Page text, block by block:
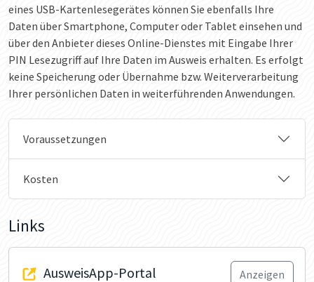
eines USB-Kartenlesegerätes können Sie ebenfalls Ihre
Daten über Smartphone, Computer oder Tablet einsehen und
über den Anbieter dieses Online-Dienstes mit Eingabe Ihrer
PIN Lesezugriff auf Ihre Daten im Ausweis erhalten. Es erfolgt
keine Speicherung oder Übernahme bzw. Weiterverarbeitung
Ihrer persönlichen Daten in weiterführenden Anwendungen.
Voraussetzungen
Kosten
Links
AusweisApp-Portal Anzeigen